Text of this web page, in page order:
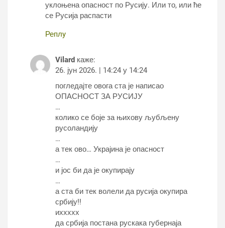
уклоњена опасност по Русију. Или то, или ће
се Русија распасти
Реплy
Vilard каже:
26. јун 2026. | 14:24 у 14:24
погледајте овога ста је написао
ОПАСНОСТ ЗА РУСИЈУ
…
колико се боје за њихову љубљену
русоландију
…
а тек ово… Украјина је опасност
…
и јос би да је окупирају
…
а ста би тек волели да русија окупира
србију!!
иххххх
да србија постана рускака губернаја